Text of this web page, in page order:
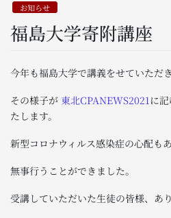
お知らせ
福島大学寄附講座
今年も福島大学で講義をせていただ
その様子が 東北CPANEWS2021に
たします。
新型コロナウィルス感染症の心配もあ
無事行うことができました。
受講していただいた生徒の皆様、あ